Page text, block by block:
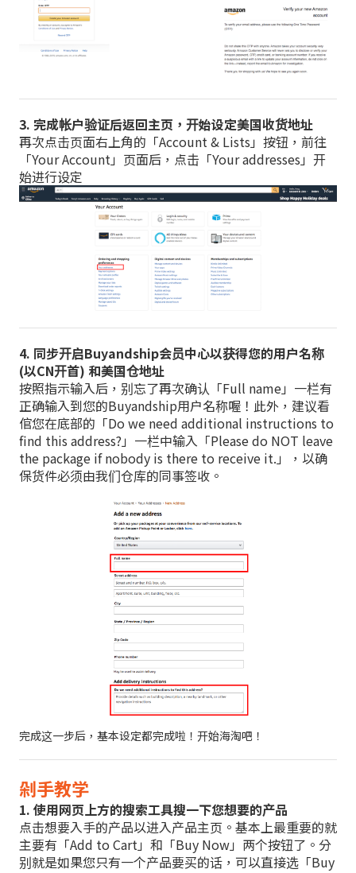
3. 完成帐户验证后返回主页，开始设定美国收货地址
再次点击页面右上角的「Account & Lists」按钮，前往
「Your Account」页面后，点击「Your addresses」开
始进行设定
4. 同步开启Buyandship会员中心以获得您的用户名称
(以CN开首) 和美国仓地址
按照指示输入后，别忘了再次确认「Full name」一栏有
正确输入到您的Buyandship用户名称喔！此外，建议看
倌您在底部的「Do we need additional instructions to
find this address?」一栏中输入「Please do NOT leave
the package if nobody is there to receive it.」，以确
保货件必须由我们仓库的同事签收。
完成这一步后，基本设定都完成啦！开始海淘吧！
剁手教学
1. 使用网页上方的搜索工具搜一下您想要的产品
点击想要入手的产品以进入产品主页。基本上最重要的就
主要有「Add to Cart」和「Buy Now」两个按钮了。分
别就是如果您只有一个产品要买的话，可以直接选「Buy